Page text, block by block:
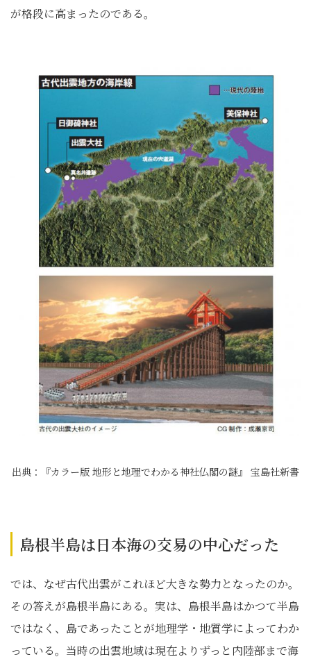
が格段に高まったのである。
出典：『カラー版 地形と地理でわかる神社仏閣の謎』 宝島社新書
島根半島は日本海の交易の中心だった
では、なぜ古代出雲がこれほど大きな勢力となったのか。
その答えが島根半島にある。実は、島根半島はかつて半島
ではなく、島であったことが地理学・地質学によってわか
っている。当時の出雲地域は現在よりずっと内陸部まで海